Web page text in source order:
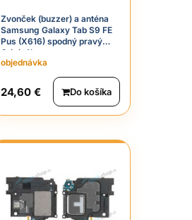
Zvonček (buzzer) a anténa
Samsung Galaxy Tab S9 FE
Pus (X616) spodný pravý
Originál
objednávka
24,60 € Do košíka